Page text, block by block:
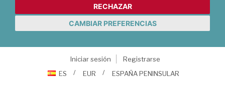
RECHAZAR
CAMBIAR PREFERENCIAS
Iniciar sesión
Registrarse
ES
EUR ESPAÑA PENINSULAR